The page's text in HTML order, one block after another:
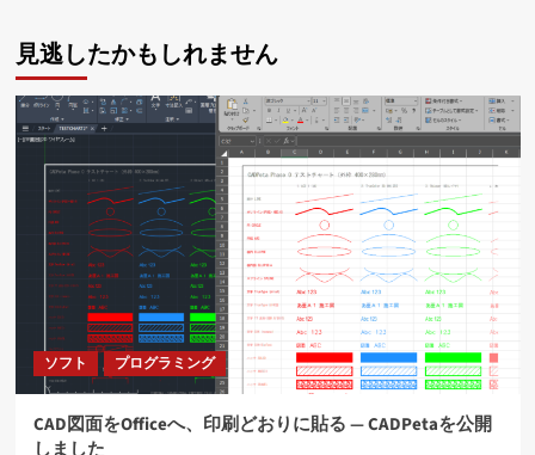
見逃したかもしれません
ソフト プログラミング
CAD図面をOfficeへ、印刷どおりに貼る ― CADPetaを公開
しました